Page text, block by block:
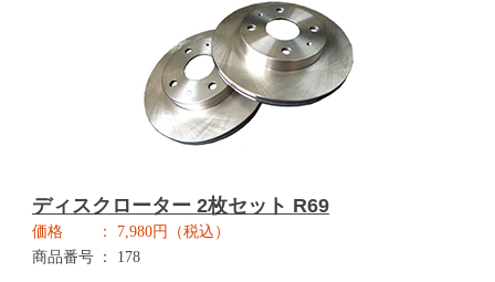
ディスクローター 2枚セット R69
価格
7,980円（税込）
商品番号
178